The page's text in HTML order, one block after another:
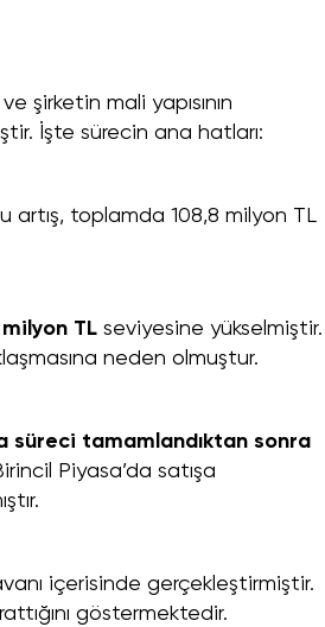
şirketin mali yapısının
İşte sürecin ana hatları:
artış, toplamda 108,8 milyon TL
TL seviyesine yükselmiştir.
neden olmuştur.
süreci tamamlandıktan sonra
Piyasa’da satışa
içerisinde gerçekleştirmiştir.
göstermektedir.